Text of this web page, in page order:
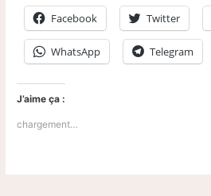
Facebook Twitter
WhatsApp Telegram
J’aime ça :
chargement…